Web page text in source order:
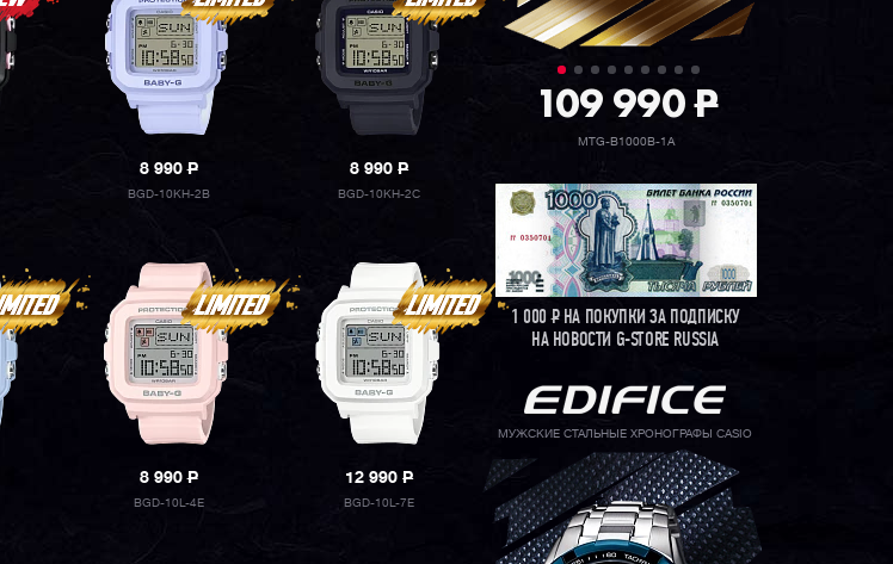
8 990P
BGD-10KH-2B
8 990P
BGD-10KH-2C
8 990P
BGD-10L-4E
12 990P
BGD-10L-7E
109 990P
MTG-B1000B-1A
1 000РНА ПОКУПКИ ЗА ПОДПИСКУ
НА НОВОСТИ G-STORE RUSSIA
МУЖСКИЕ СТАЛЬНЫЕ ХРОНОГРАФЫ CASIO